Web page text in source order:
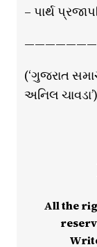
– પાર્થ
(‘ગુજરાત
અનિલ ચાવડા’)
All the